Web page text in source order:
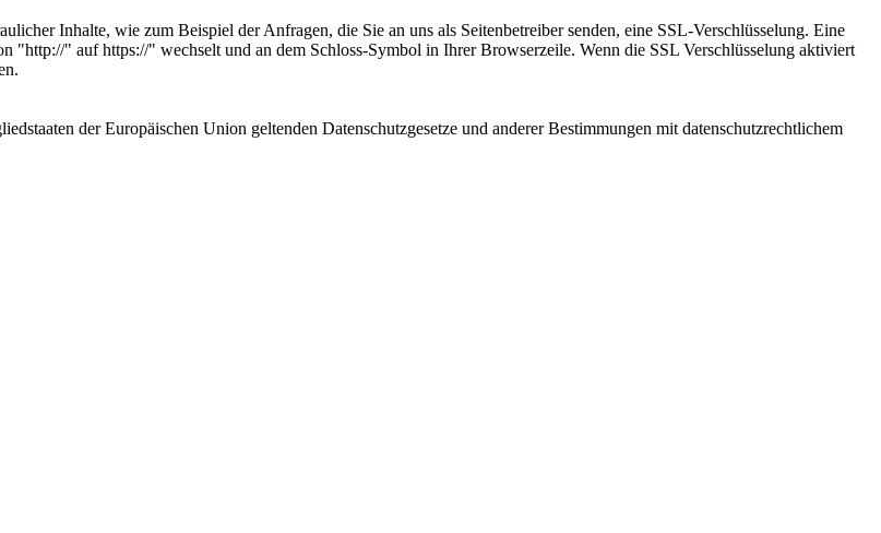
Inhalte, wie zum Beispiel der Anfragen, die Sie an uns als Seitenbetreiber senden, eine SSL-Verschlüsselung. Eine
"http://" auf https://" wechselt und an dem Schloss-Symbol in Ihrer Browserzeile. Wenn die SSL Verschlüsselung aktiviert
der Europäischen Union geltenden Datenschutzgesetze und anderer Bestimmungen mit datenschutzrechtlichem